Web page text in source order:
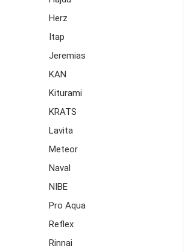
Herz
Itap
Jeremias
KAN
Kiturami
KRATS
Lavita
Meteor
Naval
NIBE
Pro Aqua
Reflex
Rinnai